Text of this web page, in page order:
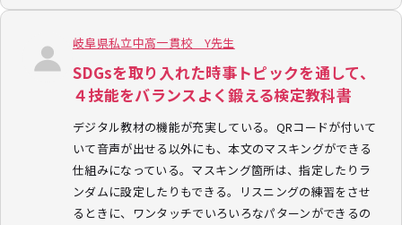
岐阜県私立中高一貫校 Y先生
SDGsを取り入れた時事トピックを通して、
４技能をバランスよく鍛える検定教科書
デジタル教材の機能が充実している。QRコードが付いて
いて音声が出せる以外にも、本文のマスキングができる
仕組みになっている。マスキング箇所は、指定したりラ
ンダムに設定したりもできる。リスニングの練習をさせ
るときに、ワンタッチでいろいろなパターンができるの